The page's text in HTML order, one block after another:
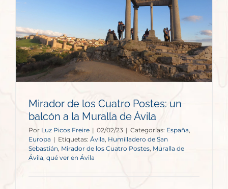
Mirador de los Cuatro Postes: un
balcón a la Muralla de Ávila
Por Luz Picos Freire | 02/02/23 | Categorías: España,
Europa | Etiquetas: Ávila, Humilladero de San
Sebastián, Mirador de los Cuatro Postes, Muralla de
Ávila, qué ver en Ávila